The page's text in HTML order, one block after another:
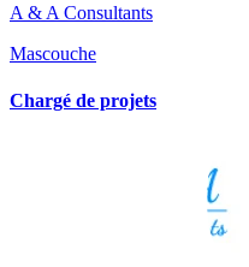
A & A Consultants
Mascouche
Chargé de projets